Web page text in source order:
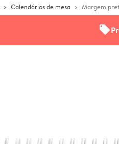
Calendários de mesa Margem
offers